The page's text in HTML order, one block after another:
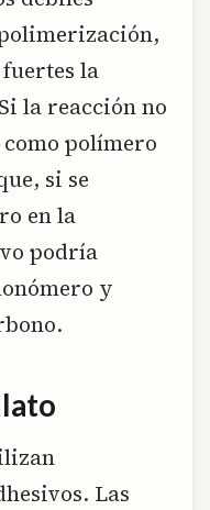
la
la reacción no
polímero
si se
en la
podría
y
Las